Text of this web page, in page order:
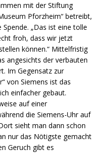
mit der Stiftung
Pforzheim“ betreibt,
„Das ist eine tolle
froh, dass wir jetzt
können.“ Mittelfristig
angesichts der verbauten
Im Gegensatz zur
von Siemens ist das
einfacher gebaut.
auf einer
die Siemens-Uhr auf
sieht man dann schon
nur das Nötigste gemacht
Geruch gibt es